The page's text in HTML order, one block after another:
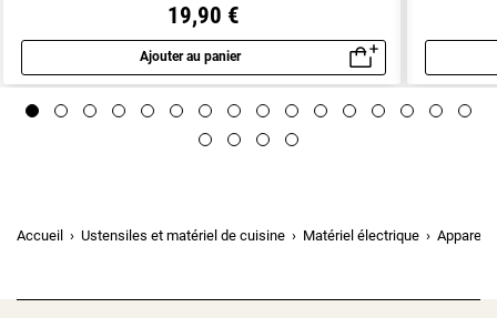
19,90 €
Ajouter au panier
Aperçu rapide
Accueil Ustensiles et matériel de cuisine Matériel électrique